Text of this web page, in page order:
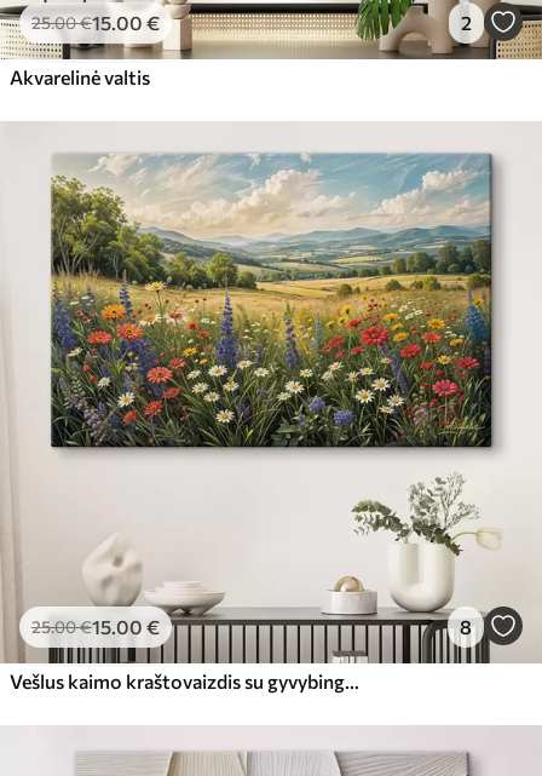
25.00€15.00 € 2
Akvarelinė valtis
25.00€15.00 € 8
Vešlus kaimo kraštovaizdis su gyvybinga lauko gėlių pieva, užpildyta spalvingomis gėlėmis po debesuotu dangumi